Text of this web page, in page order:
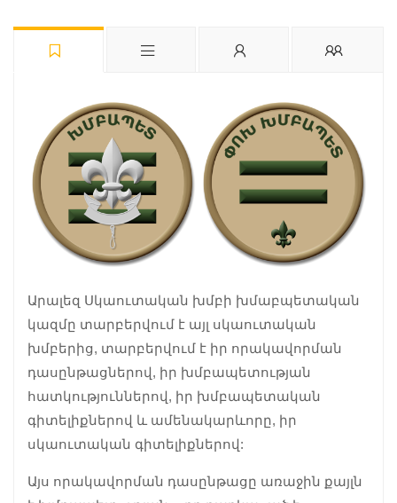
Արալեզ Սկաուտական խմբի խմաբպետական
կազմը տարբերվում է այլ սկաուտական
խմբերից, տարբերվում է իր որակավորման
դասընթացներով, իր խմբապետության
հատկություններով, իր խմբապետական
գիտելիքներով և ամենակարևորը, իր
սկաուտական գիտելիքներով:
Այս որակավորման դասընթացը առաջին քայլն